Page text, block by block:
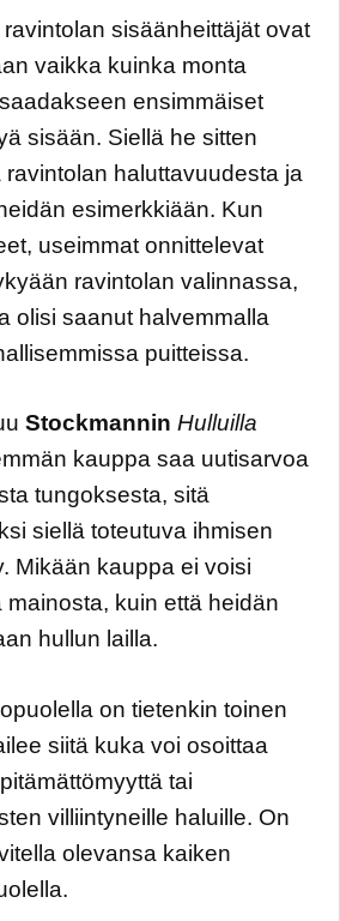
sisäänheittäjät ovat
vaikka kuinka monta
ensimmäiset
sisään. Siellä he sitten
haluttavuudesta ja
esimerkkiään. Kun
useimmat onnittelevat
ravintolan valinnassa,
olisi saanut halvemmalla
puitteissa.
Stockmannin Hulluilla
kauppa saa uutisarvoa
tungoksesta, sitä
siellä toteutuva ihmisen
Mikään kauppa ei voisi
kuin että heidän
hullun lailla.
on tietenkin toinen
siitä kuka voi osoittaa
tai
villiintyneille haluille. On
olevansa kaiken